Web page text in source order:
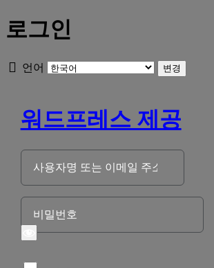
로그인
언어
워드프레스 제공